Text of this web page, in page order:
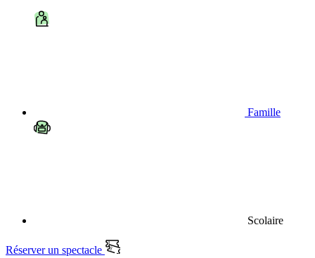
Famille
Scolaire
Réserver un spectacle